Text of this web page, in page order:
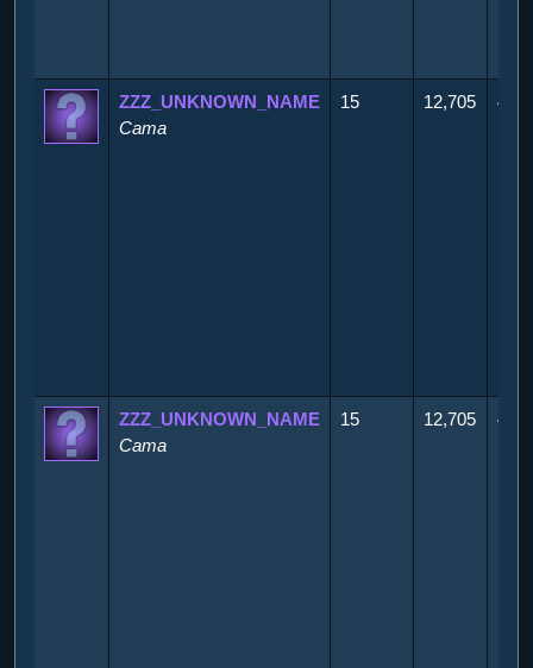
ZZZ_UNKNOWN_NAME
Cama
15 12,705
ZZZ_UNKNOWN_NAME
Cama
15 12,705